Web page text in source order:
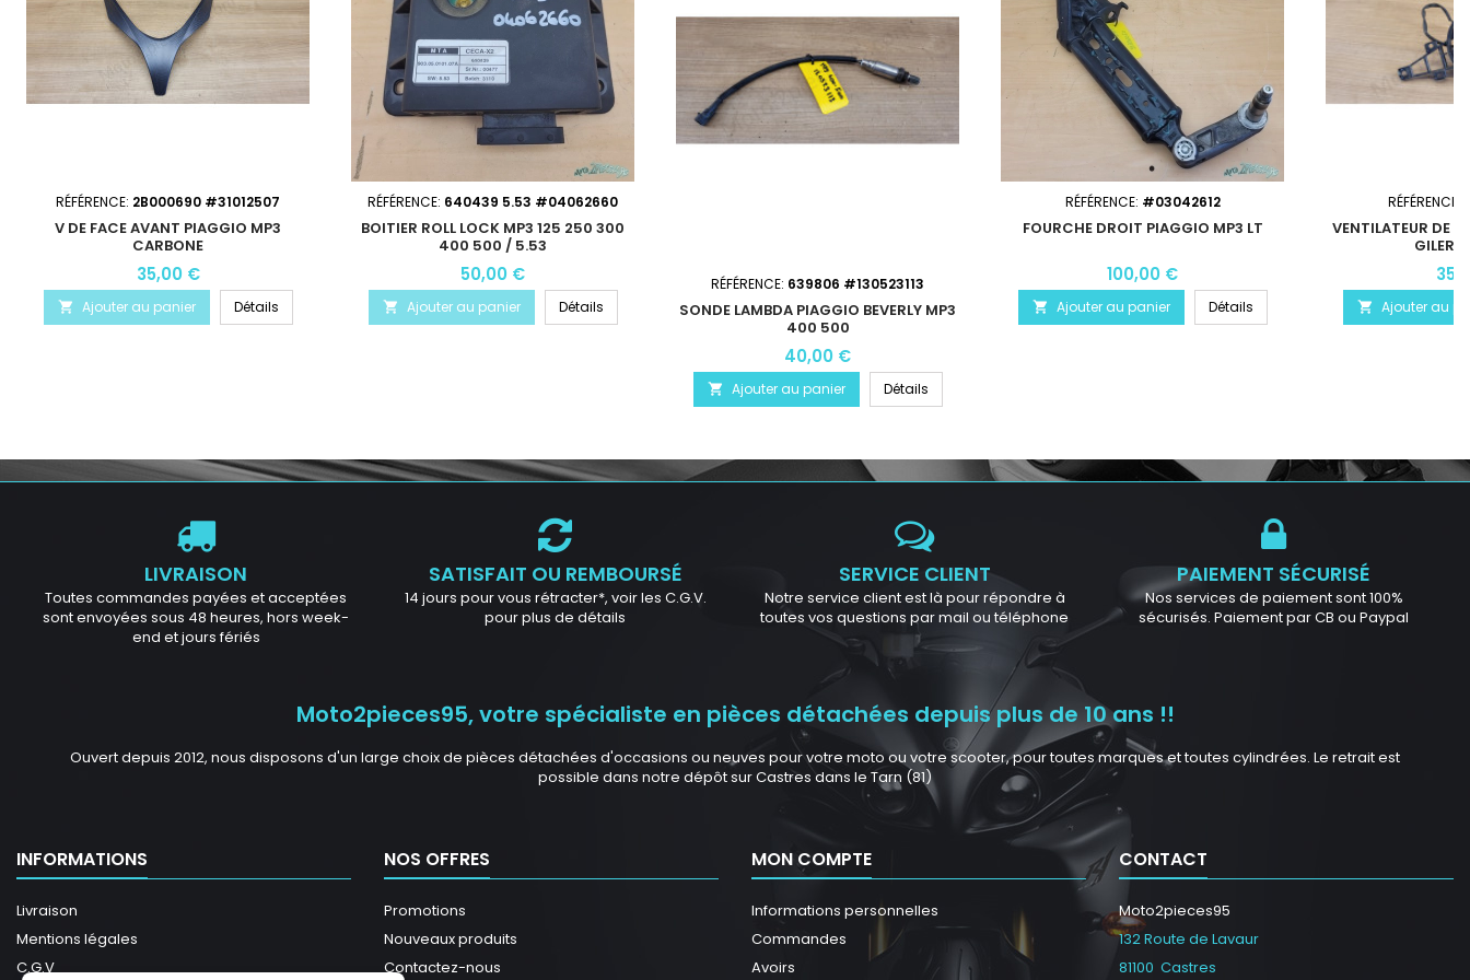
RÉFÉRENCE: 2B000690 #31012507
V DE FACE AVANT PIAGGIO MP3
CARBONE
35,00 €
 Ajouter au panier Détails
RÉFÉRENCE: 640439 5.53 #04062660
BOITIER ROLL LOCK MP3 125 250 300
400 500 / 5.53
50,00 €
 Ajouter au panier Détails
RÉFÉRENCE: 639806 #130523113
SONDE LAMBDA PIAGGIO BEVERLY MP3
400 500
40,00 €
 Ajouter au panier Détails
RÉFÉRENCE: #03042612
FOURCHE DROIT PIAGGIO MP3 LT
100,00 €
 Ajouter au panier Détails
RÉFÉRENCE:
VENTILATEUR DE
GILERA
 Ajouter au
LIVRAISON
Toutes commandes payées et acceptées
sont envoyées sous 48 heures, hors week-
end et jours fériés
SATISFAIT OU REMBOURSÉ
14 jours pour vous rétracter*, voir les C.G.V.
pour plus de détails
SERVICE CLIENT
Notre service client est là pour répondre à
toutes vos questions par mail ou téléphone
PAIEMENT SÉCURISÉ
Nos services de paiement sont 100%
sécurisés. Paiement par CB ou Paypal
Moto2pieces95, votre spécialiste en pièces détachées depuis plus de 10 ans !!
Ouvert depuis 2012, nous disposons d'un large choix de pièces détachées d'occasions ou neuves pour votre moto ou votre scooter, pour toutes marques et toutes cylindrées. Le retrait est
possible dans notre dépôt sur Castres dans le Tarn (81)
INFORMATIONS
Livraison
Mentions légales
C.G.V
NOS OFFRES
Promotions
Nouveaux produits
Contactez-nous
MON COMPTE
Informations personnelles
Commandes
Avoirs
CONTACT
Moto2pieces95
132 Route de Lavaur
81100 Castres